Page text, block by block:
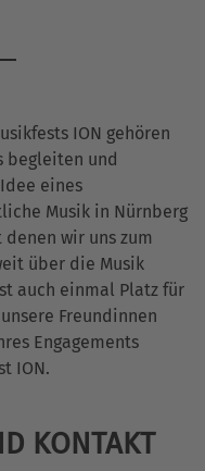
ION gehören
begleiten und
eines
Musik in Nürnberg
wir uns zum
über die Musik
auch einmal Platz für
Freundinnen
Engagements
ION.
KONTAKT